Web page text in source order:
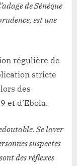
de Sénèque
est une
régulière de
stricte
des
et d’Ebola.
Se laver
suspectes
des réflexes